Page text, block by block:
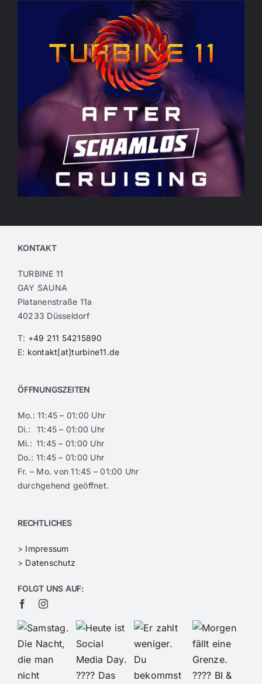
KONTAKT
TURBINE 11
GAY SAUNA
Platanenstraße 11a
40233 Düsseldorf
T: +49 211 54215890
E: kontakt[at]turbine11.de
ÖFFNUNGSZEITEN
Mo.: 11:45 – 01:00 Uhr
Di.:
11:45 – 01:00 Uhr
Mi.: 11:45 – 01:00 Uhr
Do.: 11:45 – 01:00 Uhr
Fr. – Mo. von 11:45 – 01:00 Uhr
durchgehend geöffnet.
RECHTLICHES
> Impressum
> Datenschutz
FOLGT UNS AUF: